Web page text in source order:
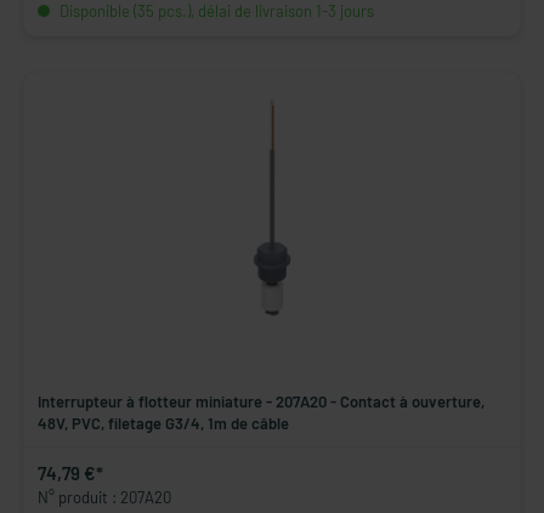
Disponible (35 pcs.), délai de livraison 1-3 jours
Interrupteur à flotteur miniature - 207A20 - Contact à ouverture,
48V, PVC, filetage G3/4, 1m de câble
74,79 €*
N° produit : 207A20